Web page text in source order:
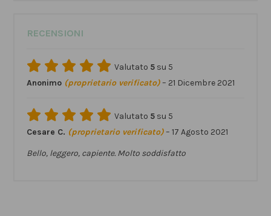
RECENSIONI
Valutato 5 su 5
Anonimo (proprietario verificato) – 21 Dicembre 2021
Valutato 5 su 5
Cesare C. (proprietario verificato) – 17 Agosto 2021
Bello, leggero, capiente. Molto soddisfatto